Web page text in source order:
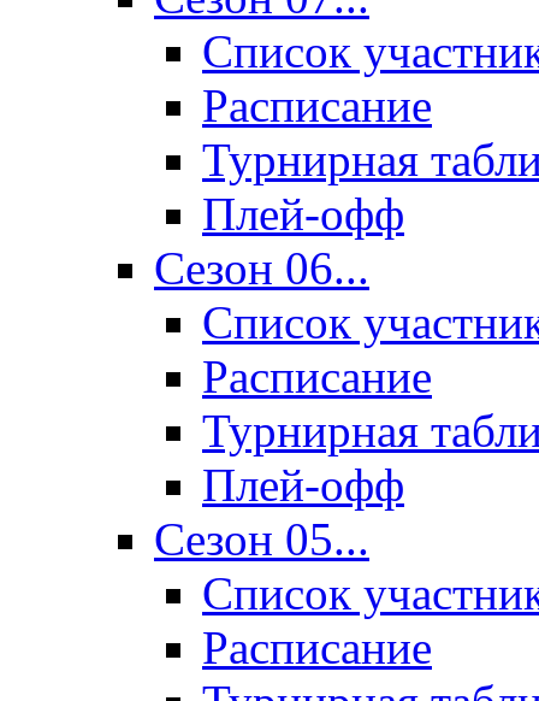
Список
Расписание
Турнирная
Плей-офф
Сезон 06...
Список
Расписание
Турнирная
Плей-офф
Сезон 05...
Список
Расписание